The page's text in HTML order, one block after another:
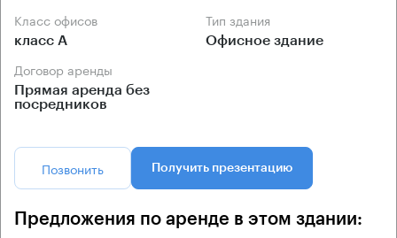
Класс офисов
класс А
Тип здания
Офисное здание
Договор аренды
Прямая аренда без
посредников
Позвонить Получить презентацию
Предложения по аренде в этом здании: